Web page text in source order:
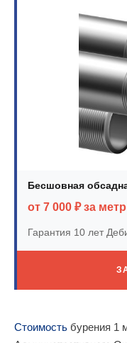
Бесшовная
от 7 000 ₽ за метр
Гарантия 10 лет
Стоимость бурения 1